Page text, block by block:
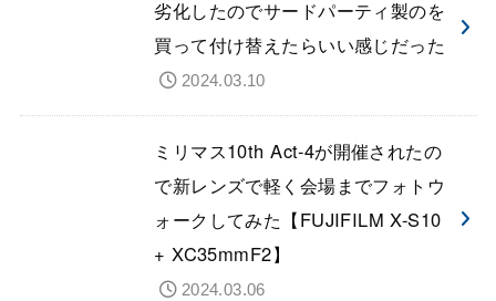
劣化したのでサードパーティ製のを
買って付け替えたらいい感じだった
2024.03.10
ミリマス10th Act-4が開催されたの
で新レンズで軽く会場までフォトウ
ォークしてみた【FUJIFILM X-S10
+ XC35mmF2】
2024.03.06